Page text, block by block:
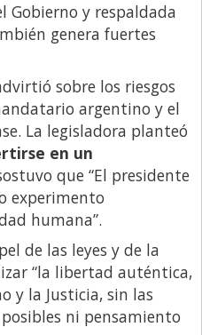
Gobierno y respaldada
genera fuertes
sobre los riesgos
argentino y el
La legisladora planteó
en un
que “El presidente
experimento
humana”.
de las leyes y de la
“la libertad auténtica,
y la Justicia, sin las
ni pensamiento